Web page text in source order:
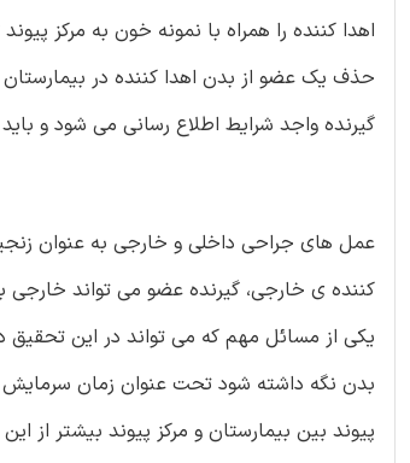
گیرنده واجد شرایط اطلاع رسانی می شود و باید
عمل های جراحی داخلی و خارجی به عنوان
یکی از مسائل مهم که می تواند در این تحقیق
بدن نگه داشته شود تحت عنوان زمان سرمایش
پیوند بین بیمارستان و مرکز پیوند بیشتر